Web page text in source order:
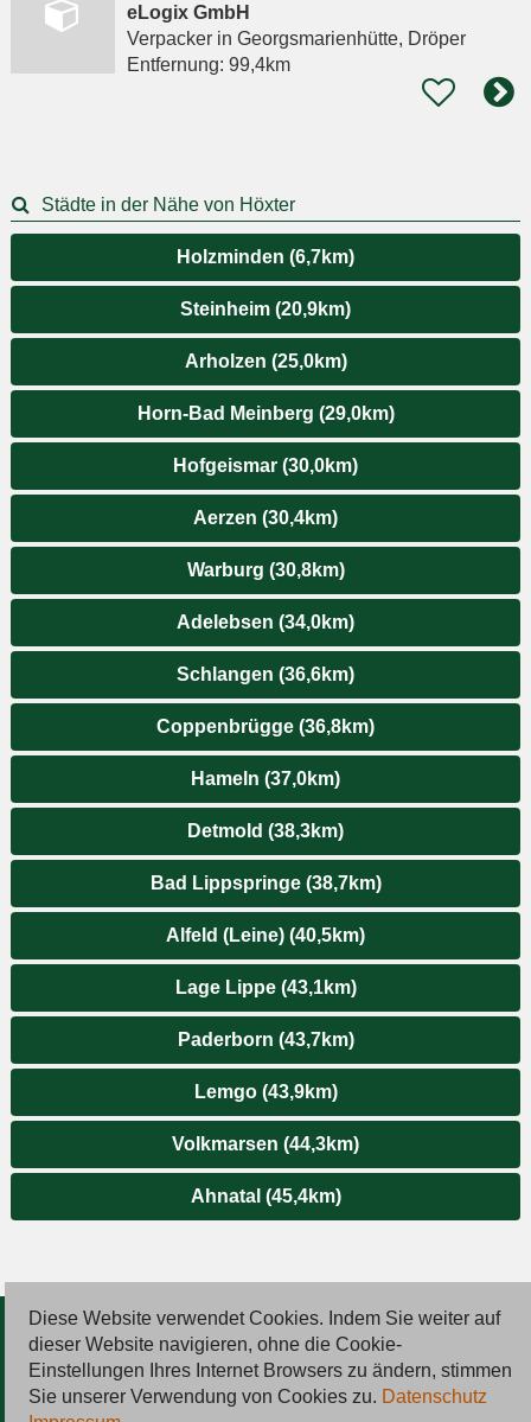
eLogix GmbH
Verpackerin Georgsmarienhütte, Dröper
Entfernung: 99,4km
Städte in der Nähe von Höxter
Holzminden (6,7km)
Steinheim (20,9km)
Arholzen (25,0km)
Horn-Bad Meinberg (29,0km)
Hofgeismar (30,0km)
Aerzen (30,4km)
Warburg (30,8km)
Adelebsen (34,0km)
Schlangen (36,6km)
Coppenbrügge (36,8km)
Hameln (37,0km)
Detmold (38,3km)
Bad Lippspringe (38,7km)
Alfeld (Leine) (40,5km)
Lage Lippe (43,1km)
Paderborn (43,7km)
Lemgo (43,9km)
Volkmarsen (44,3km)
Ahnatal (45,4km)
© 2026 Deutsche Jobmarkt GmbH
Inserieren
Diese Website verwendet Cookies. Indem Sie weiter auf
dieser Website navigieren, ohne die Cookie-
Einstellungen Ihres Internet Browsers zu ändern, stimmen
Sie unserer Verwendung von Cookies zu. Datenschutz